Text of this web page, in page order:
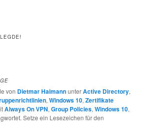
von Dietmar HaimannunterActive Directory,
,Windows 10,Zertifikate
Always On VPN,Group Policies,Windows 10,
Setze ein Lesezeichen für den